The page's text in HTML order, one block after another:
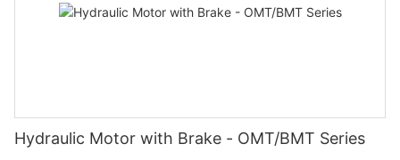
Hydraulic Motor with Brake - OMT/BMT Series